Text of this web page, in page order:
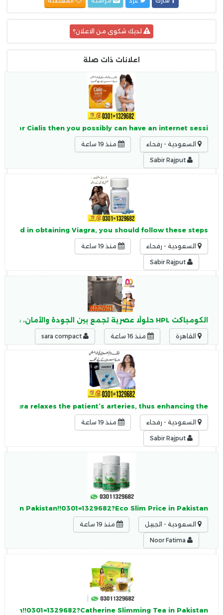
لديك شكوى من الاعلان؟
اعلانات ذات صلة
for Cialis then you possibly can have an internet sessi
السعودية - رفحاء منذ 19 ساعة
in obtaining Viagra, you should follow these steps:
السعودية - رفحاء منذ 19 ساعة
الكومباكت HPL حلولًا عصرية تجمع بين الجودة والأمان، حيث يتميز الكومباكت HPL بـ: مقاومة عالية للرطوبة
القاهرة منذ 16 ساعة
Viagra relaxes the patient’s arteries, thus enhancing the
السعودية - رفحاء منذ 19 ساعة
In Pakistan!!0301=1329682?Eco Slim Price in Pakistan
السعودية - الجبيل منذ 19 ساعة
Slimming Tea in Pakistan